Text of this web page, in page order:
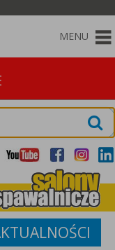
MENU